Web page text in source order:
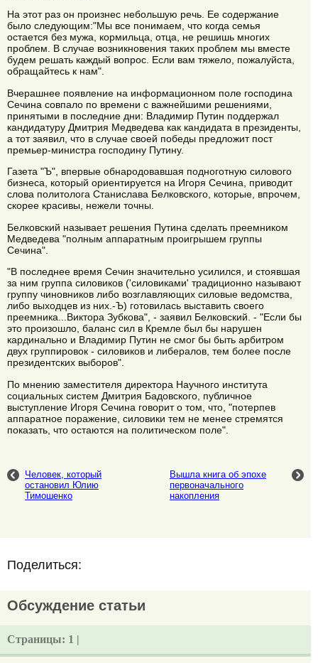
На этот раз он произнес небольшую речь. Ее содержание
было следующим:"Мы все понимаем, что когда семья
остается без мужа, кормильца, отца, не решишь многих
проблем. В случае возникновения таких проблем мы вместе
будем решать каждый вопрос. Если вам тяжело, пожалуйста,
обращайтесь к нам".
Вчерашнее появление на информационном поле господина
Сечина совпало по времени с важнейшими решениями,
принятыми в последние дни: Владимир Путин поддержал
кандидатуру Дмитрия Медведева как кандидата в президенты,
а тот заявил, что в случае своей победы предложит пост
премьер-министра господину Путину.
Газета "Ъ", впервые обнародовавшая подноготную силового
бизнеса, который ориентируется на Игоря Сечина, приводит
слова политолога Станислава Белковского, которые, впрочем,
скорее красивы, нежели точны.
Белковский называет решения Путина сделать преемником
Медведева "полным аппаратным проигрышем группы
Сечина".
"В последнее время Сечин значительно усилился, и стоявшая
за ним группа силовиков ('силовиками' традиционно называют
группу чиновников либо возглавляющих силовые ведомства,
либо выходцев из них.-Ъ) готовилась выставить своего
преемника...Виктора Зубкова", - заявил Белковский. - "Если бы
это произошло, баланс сил в Кремле был бы нарушен
кардинально и Владимир Путин не смог бы быть арбитром
двух группировок - силовиков и либералов, тем более после
президентских выборов".
По мнению заместителя директора Научного института
социальных систем Дмитрия Бадовского, публичное
выступление Игоря Сечина говорит о том, что, "потерпев
аппаратное поражение, силовики тем не менее стремятся
показать, что остаются на политическом поле".
Человек, который
остановил Юлию
Тимошенко
Вышла книга об эпохе
первоначального
накопления
Поделиться:
Обсуждение статьи
Страницы: 1 |